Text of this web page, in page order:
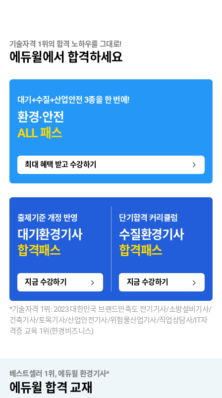
기술자격 1위의 합격 노하우를 그대로!
에듀윌에서 합격하세요
대기+수질+산업안전 3종을 한 번에!
환경·안전
ALL 패스
최대 혜택 받고 수강하기
출제기준 개정 반영
대기환경기사
합격패스
지금 수강하기
단기합격 커리큘럼
수질환경기사
합격패스
지금 수강하기
*기술자격 1위: 2023 대한민국 브랜드만족도 전기기사/소방설비기사/
건축기사/토목기사/산업안전기사/위험물산업기사/직업상담사/IT자
격증 교육 1위(한경비즈니스)
베스트셀러 1위, 에듀윌 환경기사*
에듀윌 합격 교재